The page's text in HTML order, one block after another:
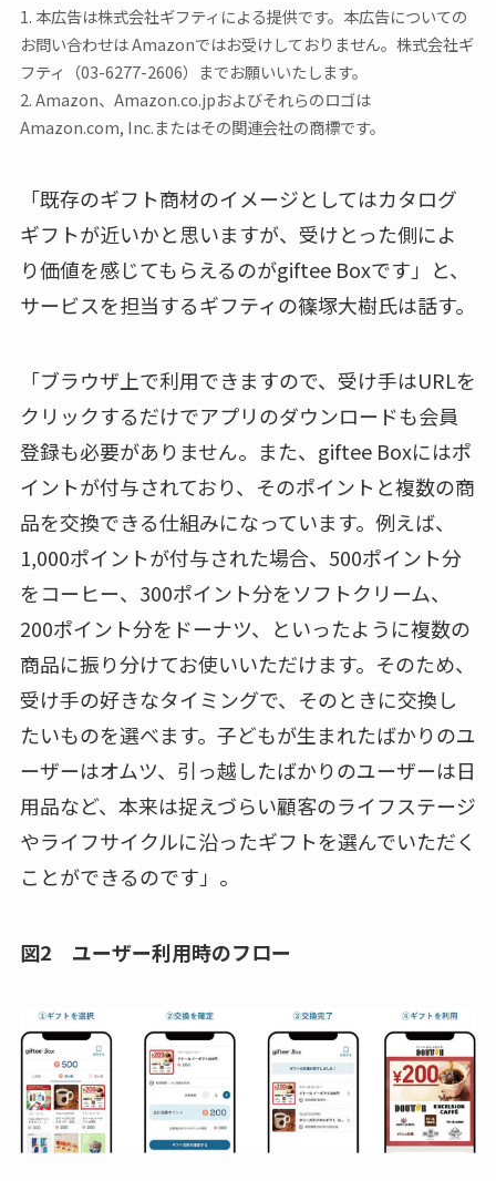
1. 本広告は株式会社ギフティによる提供です。本広告についての
お問い合わせは Amazonではお受けしておりません。株式会社ギ
フティ（03-6277-2606）までお願いいたします。
2. Amazon、Amazon.co.jpおよびそれらのロゴは
Amazon.com, Inc.またはその関連会社の商標です。
「既存のギフト商材のイメージとしてはカタログ
ギフトが近いかと思いますが、受けとった側によ
り価値を感じてもらえるのがgiftee Boxです」と、
サービスを担当するギフティの篠塚大樹氏は話す。
「ブラウザ上で利用できますので、受け手はURLを
クリックするだけでアプリのダウンロードも会員
登録も必要がありません。また、giftee Boxにはポ
イントが付与されており、そのポイントと複数の商
品を交換できる仕組みになっています。例えば、
1,000ポイントが付与された場合、500ポイント分
をコーヒー、300ポイント分をソフトクリーム、
200ポイント分をドーナツ、といったように複数の
商品に振り分けてお使いいただけます。そのため、
受け手の好きなタイミングで、そのときに交換し
たいものを選べます。子どもが生まれたばかりのユ
ーザーはオムツ、引っ越したばかりのユーザーは日
用品など、本来は捉えづらい顧客のライフステージ
やライフサイクルに沿ったギフトを選んでいただく
ことができるのです」。
図2 ユーザー利用時のフロー